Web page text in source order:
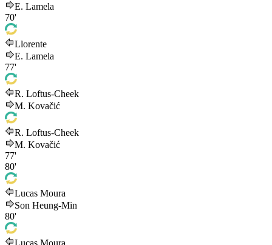
E. Lamela
70'
Llorente
E. Lamela
77'
R. Loftus-Cheek
M. Kovačić
R. Loftus-Cheek
M. Kovačić
77'
80'
Lucas Moura
Son Heung-Min
80'
Lucas Moura